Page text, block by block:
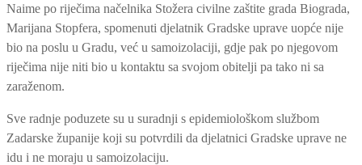
Naime po riječima načelnika Stožera civilne zaštite grada Biograda,
Marijana Stopfera, spomenuti djelatnik Gradske uprave uopće nije
bio na poslu u Gradu, već u samoizolaciji, gdje pak po njegovom
riječima nije niti bio u kontaktu sa svojom obitelji pa tako ni sa
zaraženom.
Sve radnje poduzete su u suradnji s epidemiološkom službom
Zadarske županije koji su potvrdili da djelatnici Gradske uprave ne
idu i ne moraju u samoizolaciju.